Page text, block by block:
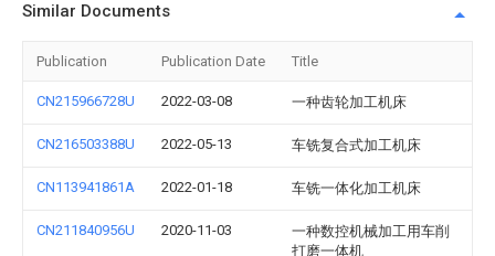
Similar Documents
Publication Publication Date Title
CN215966728U 2022-03-08 一种齿轮加工机床
CN216503388U 2022-05-13 车铣复合式加工机床
CN113941861A 2022-01-18 车铣一体化加工机床
CN211840956U 2020-11-03
一种数控机械加工用车削
打磨一体机